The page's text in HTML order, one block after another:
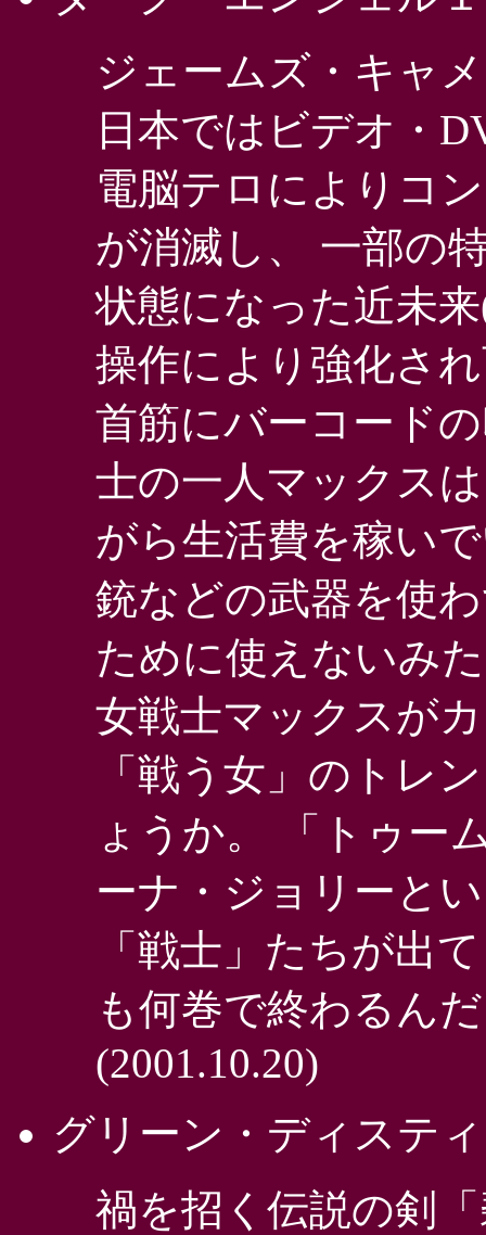
ジェームズ・キャ
日本ではビデオ・
電脳テロによりコ
が消滅し、 一部の
状態になった近未
操作により強化さ
首筋にバーコード
士の一人マックス
がら生活費を稼い
銃などの武器を使
ために使えないみ
女戦士マックスが
「戦う女」のトレ
ょうか。 「トゥー
ーナ・ジョリーと
「戦士」たちが出
も何巻で終わるん
(2001.10.20)
グリーン・ディステ
禍を招く伝説の剣